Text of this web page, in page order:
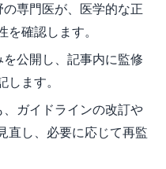
専門医が、医学的な正
確認します。
公開し、記事内に監修
ます。
ガイドラインの改訂や
直し、必要に応じて再監